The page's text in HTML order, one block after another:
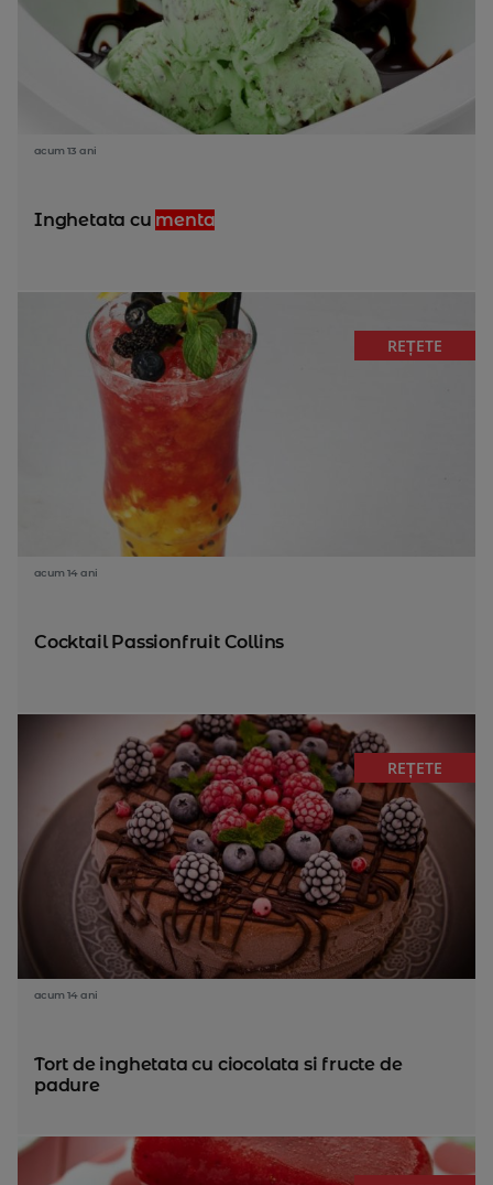
acum 13 ani
Inghetata cu menta
REȚETE
acum 14 ani
Cocktail Passionfruit Collins
REȚETE
acum 14 ani
Tort de inghetata cu ciocolata si fructe de
padure